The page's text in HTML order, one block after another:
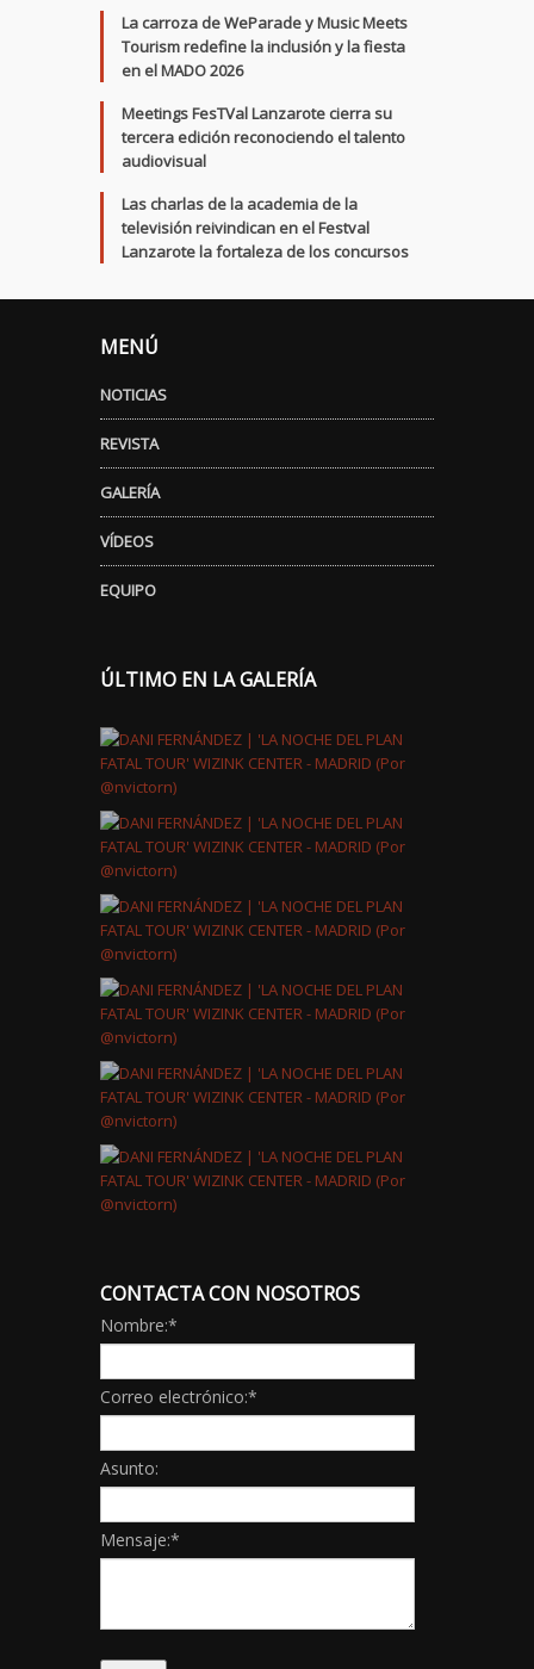
La carroza de WeParade y Music Meets
Tourism redefine la inclusión y la fiesta
en el MADO 2026
Meetings FesTVal Lanzarote cierra su
tercera edición reconociendo el talento
audiovisual
Las charlas de la academia de la
televisión reivindican en el Festval
Lanzarote la fortaleza de los concursos
MENÚ
NOTICIAS
REVISTA
GALERÍA
VÍDEOS
EQUIPO
ÚLTIMO EN LA GALERÍA
CONTACTA CON NOSOTROS
Nombre:*
Correo electrónico:*
Asunto:
Mensaje:*